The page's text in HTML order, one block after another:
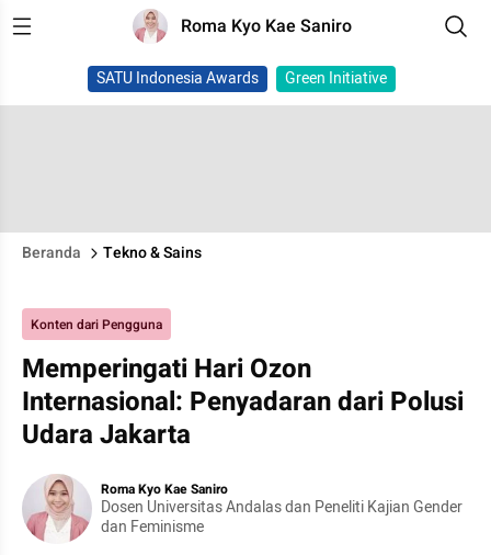
Roma Kyo Kae Saniro
SATU Indonesia Awards Green Initiative
Beranda Tekno & Sains
Konten dari Pengguna
Memperingati Hari Ozon
Internasional: Penyadaran dari Polusi
Udara Jakarta
Roma Kyo Kae Saniro
Dosen Universitas Andalas dan Peneliti Kajian Gender
dan Feminisme